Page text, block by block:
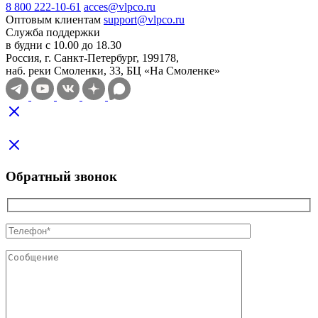
8 800 222-10-61 acces@vlpco.ru
Оптовым клиентам support@vlpco.ru
Служба поддержки
в будни с 10.00 до 18.30
Россия, г. Санкт-Петербург, 199178,
наб. реки Смоленки, 33, БЦ «На Смоленке»
Обратный звонок